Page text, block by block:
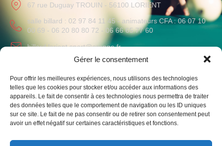
Gérer le consentement
Pour offrir les meilleures expériences, nous utilisons des technologies
telles que les cookies pour stocker et/ou accéder aux informations des
appareils. Le fait de consentir à ces technologies nous permettra de traiter
des données telles que le comportement de navigation ou les ID uniques
sur ce site. Le fait de ne pas consentir ou de retirer son consentement peut
avoir un effet négatif sur certaines caractéristiques et fonctions.
67 rue Duguay TROUIN - 56100 LORIENT
salle billard : 02 97 84 11 45 - animateurs CFA : 06 07 10
00 69 - 06 20 80 80 72 - 06 66 65 77 60
billard.lorient.sport@orange.fr
Lundi au Vendredi: 09h-12h / 14h-19h
Samedi: 10h-12h